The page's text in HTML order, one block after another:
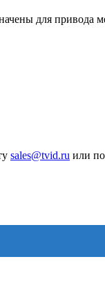
для привода
sales@tvid.ru или